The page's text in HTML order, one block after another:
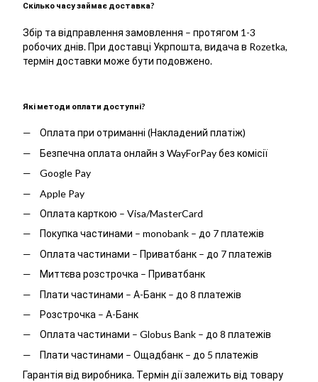
Скілько часу займає доставка?
Збір та відправлення замовлення – протягом 1-3
робочих днів. При доставці Укрпошта, видача в Rozetka,
термін доставки може бути подовжено.
Які методи оплати доступні?
Оплата при отриманні (Накладений платіж)
Безпечна оплата онлайн з WayForPay без комісії
Google Pay
Apple Pay
Оплата карткою – Visa/MasterCard
Покупка частинами – monobank – до 7 платежів
Оплата частинами – Приватбанк – до 7 платежів
Миттєва розстрочка – Приватбанк
Плати частинами – А-Банк – до 8 платежів
Розстрочка – А-Банк
Оплата частинами – Globus Bank – до 8 платежів
Плати частинами – Ощадбанк – до 5 платежів
Гарантія від виробника. Термін дії залежить від товару